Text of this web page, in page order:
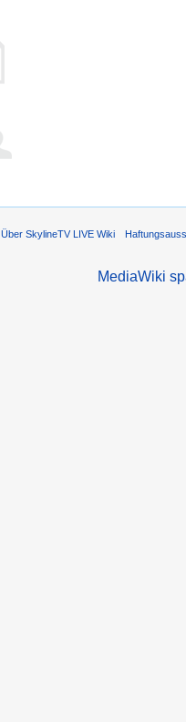
Über SkylineTV LIVE Wiki
MediaWiki